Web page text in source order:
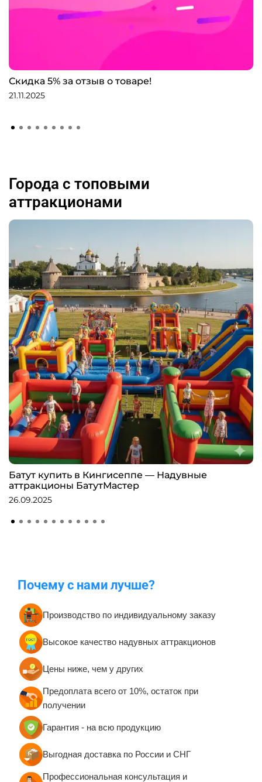
Скидка 5% за отзыв о товаре!
21.11.2025
Города с топовыми
аттракционами
Батут купить в Кингисеппе — Надувные
аттракционы БатутМастер
26.09.2025
Почему с нами лучше?
Производство по индивидуальному заказу
Высокое качество надувных аттракционов
Цены ниже, чем у других
Предоплата всего от 10%, остаток при
получении
Гарантия - на всю продукцию
Выгодная доставка по России и СНГ
Профессиональная консультация и